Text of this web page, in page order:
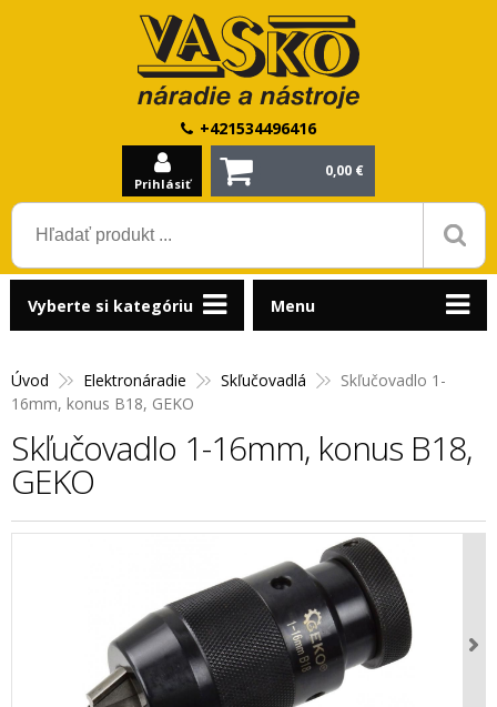
+421534496416
Prihlásiť
0,00 €
Úvod Elektronáradie Skľučovadlá
Skľučovadlo 1-
16mm, konus B18, GEKO
Skľučovadlo 1-16mm, konus B18,
GEKO
Vyberte si kategóriu Menu